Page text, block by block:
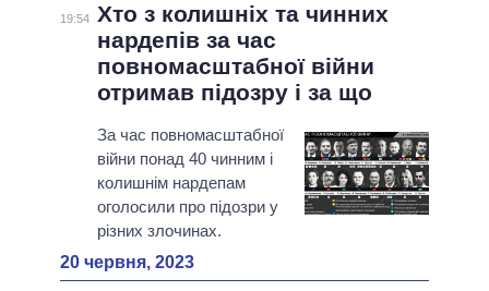
19:54 Хто з колишніх та чинних
нардепів за час
повномасштабної війни
отримав підозру і за що
За час повномасштабної
війни понад 40 чинним і
колишнім нардепам
оголосили про підозри у
різних злочинах.
20 червня, 2023